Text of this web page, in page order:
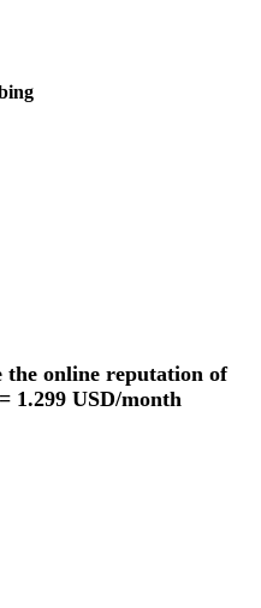
the online reputation of
1.299 USD/month